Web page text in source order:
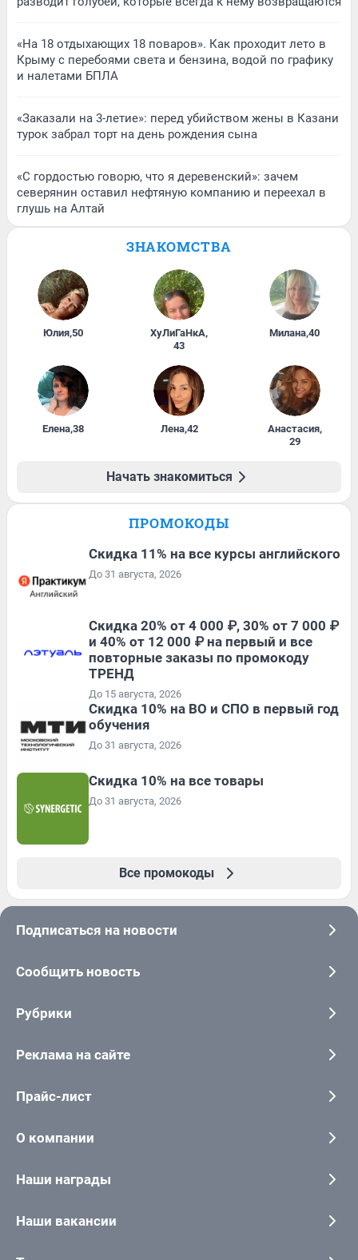
«На 18 отдыхающих 18 поваров». Как проходит лето в
Крыму с перебоями света и бензина, водой по графику
и налетами БПЛА
«Заказали на 3-летие»: перед убийством жены в Казани
турок забрал торт на день рождения сына
«С гордостью говорю, что я деревенский»: зачем
северянин оставил нефтяную компанию и переехал в
глушь на Алтай
ЗНАКОМСТВА
Юлия,50 ХуЛиГаНкА,
43
Милана,40
Елена,38 Лена,42 Анастасия,
29
Начать знакомиться
ПРОМОКОДЫ
Скидка 11% на все курсы английского
До 31 августа, 2026
Скидка 20% от 4 000 ₽, 30% от 7 000 ₽
и 40% от 12 000 ₽ на первый и все
повторные заказы по промокоду
ТРЕНД
До 15 августа, 2026
Скидка 10% на ВО и СПО в первый год
обучения
До 31 августа, 2026
Скидка 10% на все товары
До 31 августа, 2026
Все промокоды
Подписаться на новости
Сообщить новость
Рубрики
Реклама на сайте
Прайс-лист
О компании
Наши награды
Наши вакансии